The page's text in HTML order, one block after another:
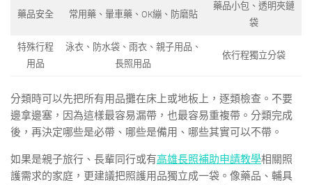
藥品安全 常用藥、暈車藥、OK繃、防磨貼
藥品小包、透明夾鏈
袋
特殊行程
用品
泳衣、防水袋、雨衣、親子用品、
長照用品
依行程獨立分袋
分類時可以先把所有用品攤在床上或地板上，逐類檢查。不要
邊拿邊塞，因為這樣最容易漏帶，也最容易重複帶。分類完成
後，再決定哪些是必帶、哪些是備用、哪些其實可以不帶。
如果是親子旅行、長輩同行或有高雄長照補助申請教學相關照
護需求的家庭，更建議把照護用品獨立成一袋。像藥品、輔具